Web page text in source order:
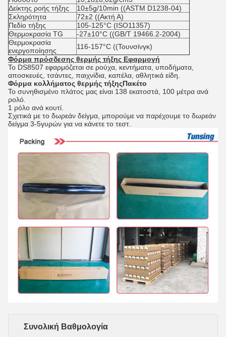
Δείκτης ροής τήξης
10±5g/10min ((ASTM D1238-04)
Σκληρότητα
72±2 ((Ακτή Α)
Πεδίο τήξης
105-125°C (ISO11357)
Θερμοκρασία TG
-27±10°C ((GB/T 19466.2-2004)
Θερμοκρασία
ενεργοποίησης
116-157°C ((Τουνσίνγκ)
Φόρμα πρόσδεσης θερμής τήξης Εφαρμογή
Το DS8507 εφαρμόζεται σε ρούχα, κεντήματα, υποδήματα,
αποσκευές, τσάντες, παιχνίδια, καπέλα, αθλητικά είδη.
Φόρμα κολλήματος θερμής τήξηςΠακέτο
Το συνηθισμένο πλάτος μας είναι 138 εκατοστά, 100 μέτρα ανά
ρολό.
1 ρόλο ανά κουτί.
Σχετικά με το δωρεάν δείγμα, μπορούμε να παρέχουμε το δωρεάν
δείγμα 3-5γυρών για να κάνετε το τεστ.
Συνολική Βαθμολογία